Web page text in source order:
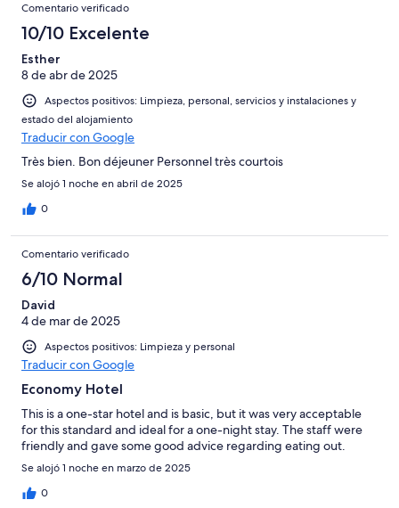
Comentario verificado
10/10 Excelente
Esther
8 de abr de 2025
Aspectos positivos: Limpieza, personal, servicios y instalaciones y
estado del alojamiento
Traducir con Google
Très bien. Bon déjeuner Personnel très courtois
Se alojó 1 noche en abril de 2025
0
Comentario verificado
6/10 Normal
David
4 de mar de 2025
Aspectos positivos: Limpieza y personal
Traducir con Google
Economy Hotel
This is a one-star hotel and is basic, but it was very acceptable
for this standard and ideal for a one-night stay. The staff were
friendly and gave some good advice regarding eating out.
Se alojó 1 noche en marzo de 2025
0